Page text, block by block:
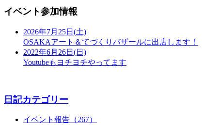
イベント参加情報
2026年7月25日(土)
OSAKAアート＆てづくりバザールに出店します！
2022年6月26日(日)
Youtubeもヨチヨチやってます
日記カテゴリー
イベント報告（267）